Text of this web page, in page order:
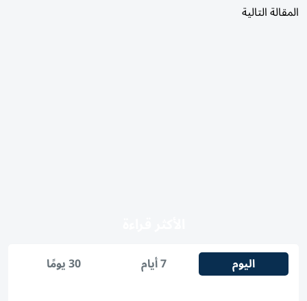
المقالة التالية
اليوم 7 أيام 30 يومًا